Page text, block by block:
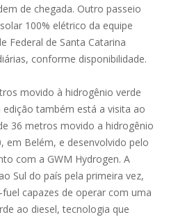
de chegada. Outro passeio
100% elétrico da equipe
Federal de Santa Catarina
conforme disponibilidade.
movido à hidrogênio verde
edição também está a visita ao
36 metros movido a hidrogênio
em Belém, e desenvolvido pelo
com a GWM Hydrogen. A
Sul do país pela primeira vez,
capazes de operar com uma
ao diesel, tecnologia que